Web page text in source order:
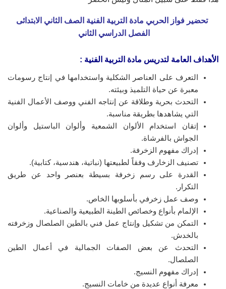
تحضير فواز الحربي مادة التربية الفنية الصف الثاني الابتدائى
الفصل الدراسي الثاني
الأهداف العامة لتدريس مادة التربية الفنية :
التعرف على العناصر الشكلية واستخدامها في إنتاج رسومات
معبرة عن حياة التلميذ وبيئته.
التحدث بحرية وطلاقة عن إنتاجه الفني ووصف الأعمال الفنية
التي يشاهدها بطريقة مناسبة.
إتقان استخدام الألوان الشمعية وألوان الباستيل وألوان
الجواش بالفرشاة.
إدراك مفهوم الزخرفة.
تصنيف الزخارف وفقاً لطبيعتها (نباتية، هندسية، كتابية).
القدرة على رسم زخرفة بسيطة بعنصر واحد عن طريق
التكرار.
وصف عمل زخرفي بأسلوبها الخاص.
الإلمام بأنواع وخصائص الطينة الطبيعية والصناعية.
التمكن من تشكيل وإنتاج عمل فني بالطين الصلصال وزخرفته
بالخدش.
التحدث عن بعض الصفات الجمالية في أعمال الطين
الصلصال.
إدراك مفهوم النسيج.
معرفة أنواع عديدة من خامات النسيج.